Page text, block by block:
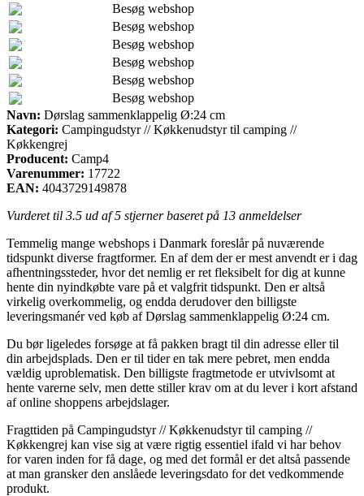
Besøg webshop
Besøg webshop
Besøg webshop
Besøg webshop
Besøg webshop
Besøg webshop
Navn: Dørslag sammenklappelig Ø:24 cm
Kategori: Campingudstyr // Køkkenudstyr til camping //
Køkkengrej
Producent: Camp4
Varenummer: 17722
EAN: 4043729149878
Vurderet til 3.5 ud af 5 stjerner baseret på 13 anmeldelser
Temmelig mange webshops i Danmark foreslår på nuværende
tidspunkt diverse fragtformer. En af dem der er mest anvendt er i dag
afhentningssteder, hvor det nemlig er ret fleksibelt for dig at kunne
hente din nyindkøbte vare på et valgfrit tidspunkt. Den er altså
virkelig overkommelig, og endda derudover den billigste
leveringsmanér ved køb af Dørslag sammenklappelig Ø:24 cm.
Du bør ligeledes forsøge at få pakken bragt til din adresse eller til
din arbejdsplads. Den er til tider en tak mere pebret, men endda
vældig uproblematisk. Den billigste fragtmetode er utvivlsomt at
hente varerne selv, men dette stiller krav om at du lever i kort afstand
af online shoppens arbejdslager.
Fragttiden på Campingudstyr // Køkkenudstyr til camping //
Køkkengrej kan vise sig at være rigtig essentiel ifald vi har behov
for varen inden for få dage, og med det formål er det altså passende
at man gransker den anslåede leveringsdato for det vedkommende
produkt.